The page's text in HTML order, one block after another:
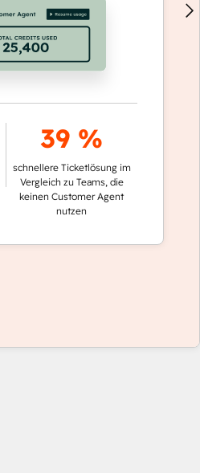
39 %
schnellere Ticketlösung im
Vergleich zu Teams, die
keinen Customer Agent
nutzen